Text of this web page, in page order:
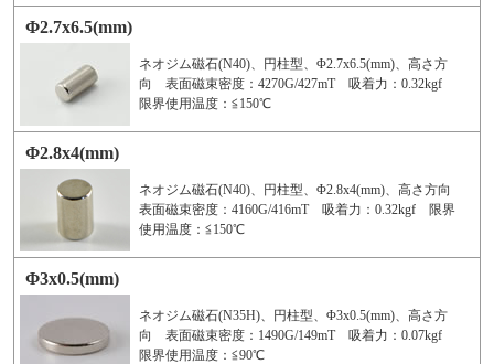
Φ2.7x6.5(mm)
ネオジム磁石(N40)、円柱型、Φ2.7x6.5(mm)、高さ方
向 表面磁束密度：4270G/427mT 吸着力：0.32kgf
限界使用温度：≦150℃
Φ2.8x4(mm)
ネオジム磁石(N40)、円柱型、Φ2.8x4(mm)、高さ方向
表面磁束密度：4160G/416mT 吸着力：0.32kgf 限界
使用温度：≦150℃
Φ3x0.5(mm)
ネオジム磁石(N35H)、円柱型、Φ3x0.5(mm)、高さ方
向 表面磁束密度：1490G/149mT 吸着力：0.07kgf
限界使用温度：≦90℃